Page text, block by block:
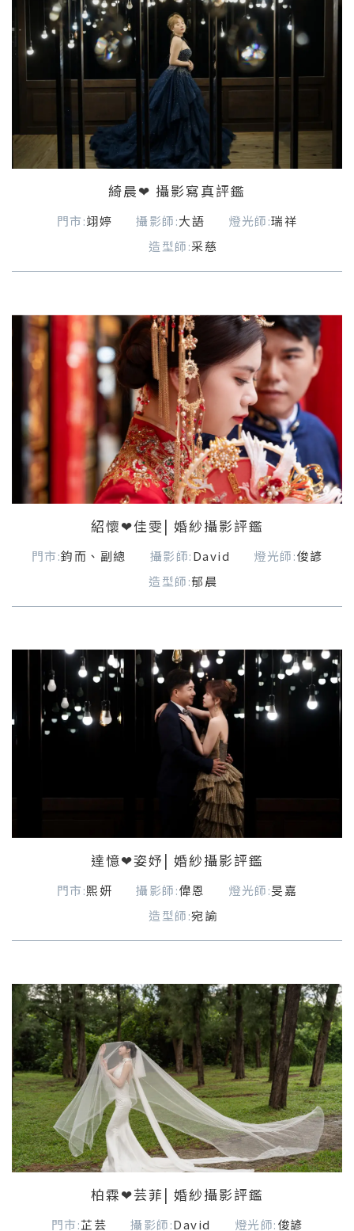
綺晨❤ 攝影寫真評鑑
門市:翊婷 攝影師:大語 燈光師:瑞祥
造型師:采慈
紹懷❤佳雯| 婚紗攝影評鑑
門市:鈞而、副總 攝影師:David 燈光師:俊諺
造型師:郁晨
達憶❤姿妤| 婚紗攝影評鑑
門市:熙妍 攝影師:偉恩 燈光師:旻嘉
造型師:宛諭
柏霖❤芸菲| 婚紗攝影評鑑
門市:芷芸 攝影師:David 燈光師:俊諺